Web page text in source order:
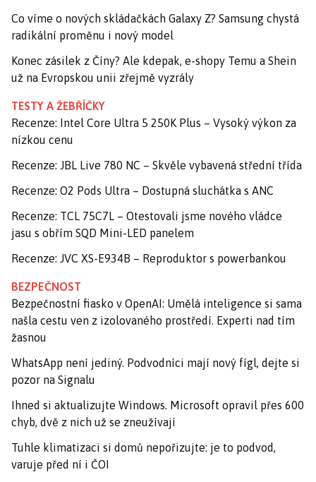
Co víme o nových skládačkách Galaxy Z? Samsung chystá
radikální proměnu i nový model
Konec zásilek z Číny? Ale kdepak, e-shopy Temu a Shein
už na Evropskou unii zřejmě vyzrály
TESTY A ŽEBŘÍČKY
Recenze: Intel Core Ultra 5 250K Plus – Vysoký výkon za
nízkou cenu
Recenze: JBL Live 780 NC – Skvěle vybavená střední třída
Recenze: O2 Pods Ultra – Dostupná sluchátka s ANC
Recenze: TCL 75C7L – Otestovali jsme nového vládce
jasu s obřím SQD Mini-LED panelem
Recenze: JVC XS-E934B – Reproduktor s powerbankou
BEZPEČNOST
Bezpečnostní fiasko v OpenAI: Umělá inteligence si sama
našla cestu ven z izolovaného prostředí. Experti nad tím
žasnou
WhatsApp není jediný. Podvodníci mají nový fígl, dejte si
pozor na Signalu
Ihned si aktualizujte Windows. Microsoft opravil přes 600
chyb, dvě z nich už se zneužívají
Tuhle klimatizaci si domů nepořizujte: je to podvod,
varuje před ní i ČOI